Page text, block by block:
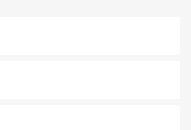
ズは地元の風情を楽しめる外せないスポット